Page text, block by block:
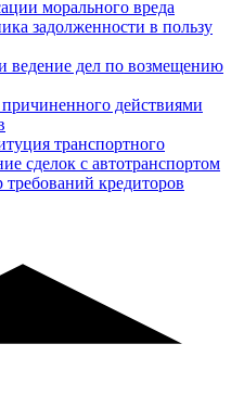
морального вреда
задолженности в пользу
ведение дел по возмещению
действиями
транспортного
сделок с автотранспортом
кредиторов